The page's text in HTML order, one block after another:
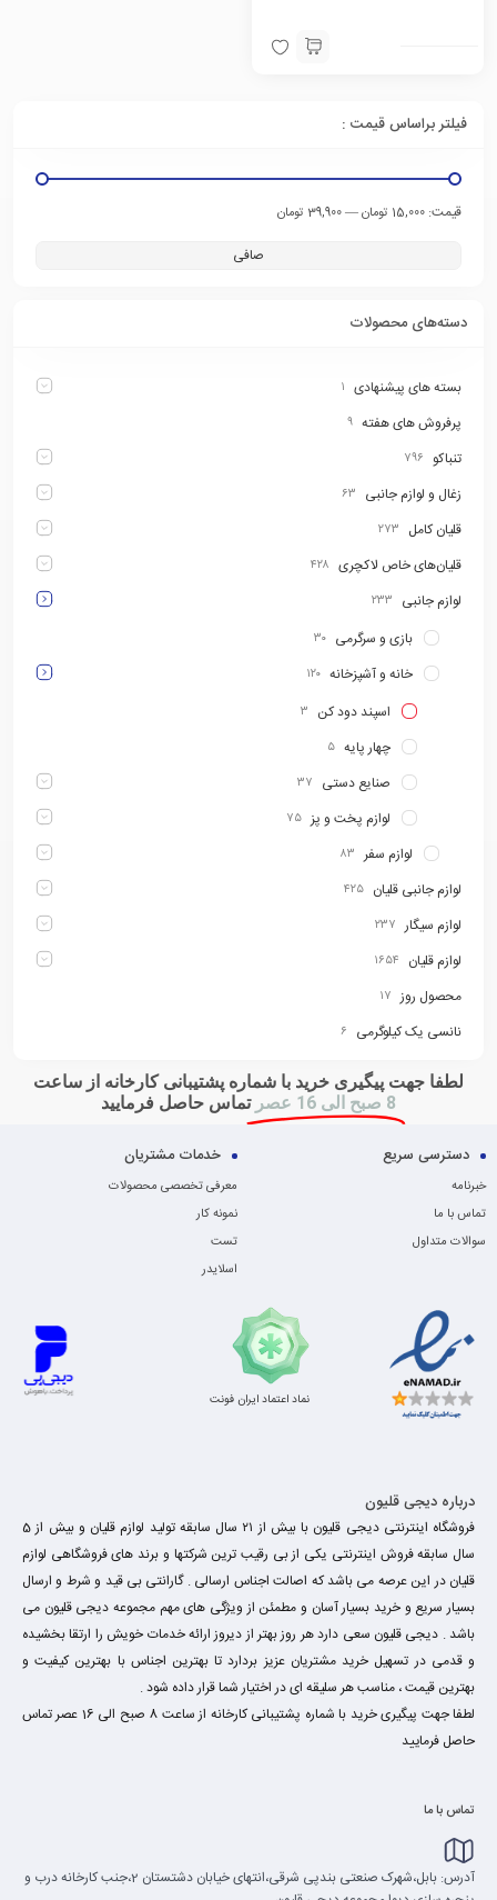
فیلتر براساس قیمت :
صافی
قيمت: 15,000 تومان —39,900 تومان
دسته‌های محصولات
بسته های پیشنهادی ۱
پرفروش های هفته ۹
تنباکو ۷۹۶
زغال و لوازم جانبی ۶۳
قلیان کامل ۲۷۳
قلیان‌های خاص لاکچری ۴۲۸
لوازم جانبی ۲۳۳
بازی و سرگرمی ۳۰
خانه و آشپزخانه ۱۲۰
اسپند دود کن ۳
چهار پایه ۵
صنایع دستی ۳۷
لوازم پخت و پز ۷۵
لوازم سفر ۸۳
لوازم جانبی قلیان ۴۲۵
لوازم سیگار ۲۳۷
لوازم قلیان ۱۶۵۴
محصول روز ۱۷
نانسی یک کیلوگرمی ۶
لطفا جهت پیگیری خرید با شماره پشتیبانی کارخانه از ساعت
8 صبح الی 16 عصر
تماس حاصل فرمایید
دسترسی سریع
خبرنامه
تماس با ما
سوالات متداول
خدمات مشتریان
معرفی تخصصی محصولات
نمونه کار
تست
اسلایدر
نماد اعتماد ایران فونت
درباره دیجی قلیون
فروشگاه اینترنتی دیجی قلیون با بیش از ۲۱ سال سابقه تولید لوازم قلیان و بیش از 5
سال سابقه فروش اینترنتی یکی از بی رقیب ترین شرکتها و برند های فروشگاهی لوازم
قلیان در این عرصه می باشد که اصالت اجناس ارسالی . گارانتی بی قید و شرط و ارسال
بسیار سریع و خرید بسیار آسان و مطمئن از ویژگی های مهم مجموعه دیجی قلیون می
باشد . دیجی قلیون سعی دارد هر روز بهتر از دیروز ارائه خدمات خویش را ارتقا بخشیده
و قدمی در تسهیل خرید مشتریان عزیز بردارد تا بهترین اجناس با بهترین کیفیت و
بهترین قیمت ، مناسب هر سلیقه ای در اختیار شما قرار داده شود .
لطفا جهت پیگیری خرید با شماره پشتیبانی کارخانه از ساعت 8 صبح الی 16 عصر تماس
حاصل فرمایید
تماس با ما
آدرس: بابل،شهرک صنعتی بندپی شرقی،انتهای خیابان دشتستان 2،جنب کارخانه درب و